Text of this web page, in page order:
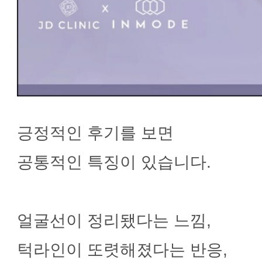
긍정적인 후기를 보면
공통적인 특징이 있습니다.
얼굴선이 정리됐다는 느낌,
턱라인이 또렷해졌다는 반응,